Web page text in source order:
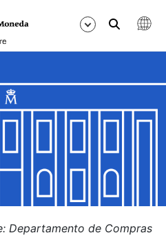
Departamento de Compras